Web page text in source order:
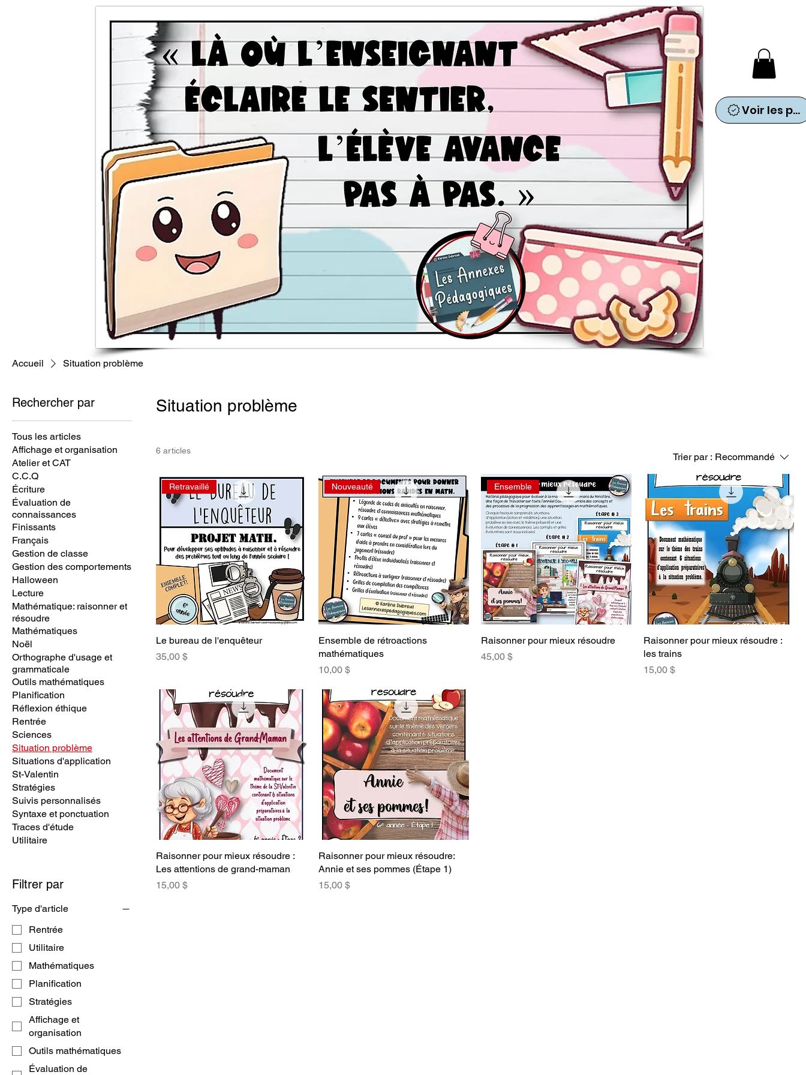
Voir les points
Accueil Situation problème
Rechercher par
Tous les articles
Affichage et organisation
Atelier et CAT
C.C.Q
Écriture
Évaluation de
connaissances
Finissants
Français
Gestion de classe
Gestion des comportements
Halloween
Lecture
Mathématique: raisonner et
résoudre
Mathématiques
Noël
Orthographe d'usage et
grammaticale
Outils mathématiques
Planification
Réflexion éthique
Rentrée
Sciences
Situation problème
Situations d'application
St-Valentin
Stratégies
Suivis personnalisés
Syntaxe et ponctuation
Traces d'étude
Utilitaire
Filtrer par
Type d'article
Rentrée
Utilitaire
Mathématiques
Planification
Stratégies
Affichage et
organisation
Outils mathématiques
Évaluation de
Situation problème
6 articles
Trier par : Recommandé
Retravaillé
Le bureau de l'enquêteur
Prix
35,00 $
Nouveauté
Ensemble de rétroactions
mathématiques
Prix
10,00 $
Ensemble
Raisonner pour mieux résoudre
Prix
45,00 $
Raisonner pour mieux résoudre :
les trains
Prix
15,00 $
Raisonner pour mieux résoudre :
Les attentions de grand-maman
Prix
15,00 $
Raisonner pour mieux résoudre:
Annie et ses pommes (Étape 1)
Prix
15,00 $